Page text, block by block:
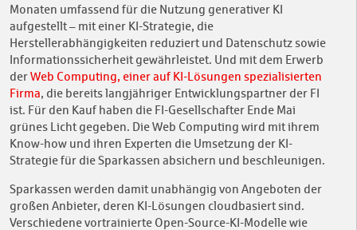
Monaten umfassend für die Nutzung generativer KI
aufgestellt – mit einer KI-Strategie, die
Herstellerabhängigkeiten reduziert und Datenschutz sowie
Informationssicherheit gewährleistet. Und mit dem Erwerb
derWeb Computing, einer auf KI-Lösungen spezialisierten
Firma, die bereits langjähriger Entwicklungspartner der FI
ist. Für den Kauf haben die FI-Gesellschafter Ende Mai
grünes Licht gegeben. Die Web Computing wird mit ihrem
Know-how und ihren Experten die Umsetzung der KI-
Strategie für die Sparkassen absichern und beschleunigen.
Sparkassen werden damit unabhängig von Angeboten der
großen Anbieter, deren KI-Lösungen cloudbasiert sind.
Verschiedene vortrainierte Open-Source-KI-Modelle wie